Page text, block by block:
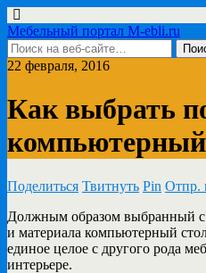
Мебельный портал M-ebli.ru
22 февраля, 2016
Как выбрать
компьютерный
Поделиться Твитнуть Pin Отпр.
Должным образом выбранный с
и материала компьютерный
единое целое с другого рода
интерьере.